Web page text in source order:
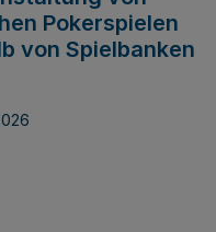
Pokerspielen
von Spielbanken